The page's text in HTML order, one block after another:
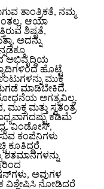
ತಾಂತ್ರಿಕತೆ, ನಮ್ಮ
ಆಯಾ
ಶಿಷ್ಟತೆ,
ಅದನ್ನು
ಅಭಿವೃದ್ದಿಯ
ಹೊಟ್ಟೆ
ಮುಕ್ತ
ಮಾಡಿಬೇಕಿದೆ.
ಅಗತ್ಯವಿಲ್ಲ.
ಮತ್ತು ಸ್ವತಂತ್ರ
ಕಡಿಮೆ
ವಿಂಡೋಸ್,
ಕಂಪೆನಿಗಳು
ಕೂತಿದ್ದರೆ,
ಶತಮಾನಗಳನ್ನು
ಅವುಗಳ
ವಿಶ್ಲೇಷಿಸಿ ನೋಡಿದರೆ